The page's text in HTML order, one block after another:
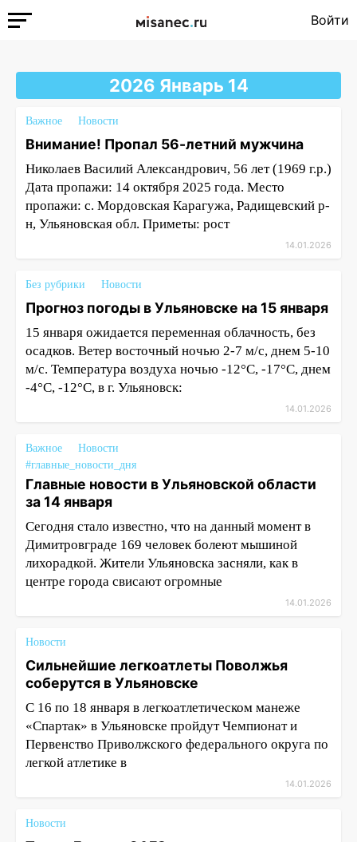
Войти
2026 Январь 14
Важное Новости
Внимание! Пропал 56-летний мужчина
Николаев Василий Александрович, 56 лет (1969 г.р.)
Дата пропажи: 14 октября 2025 года. Место
пропажи: с. Мордовская Карагужа, Радищевский р-
н, Ульяновская обл. Приметы: рост
14.01.2026
Без рубрики Новости
Прогноз погоды в Ульяновске на 15 января
15 января ожидается переменная облачность, без
осадков. Ветер восточный ночью 2-7 м/с, днем 5-10
м/с. Температура воздуха ночью -12°С, -17°С, днем
-4°С, -12°С, в г. Ульяновск:
14.01.2026
Важное
Новости
#главные_новости_дня
Главные новости в Ульяновской области
за 14 января
Сегодня стало известно, что на данный момент в
Димитровграде 169 человек болеют мышиной
лихорадкой. Жители Ульяновска засняли, как в
центре города свисают огромные
14.01.2026
Новости
Сильнейшие легкоатлеты Поволжья
соберутся в Ульяновске
С 16 по 18 января в легкоатлетическом манеже
«Спартак» в Ульяновске пройдут Чемпионат и
Первенство Приволжского федерального округа по
легкой атлетике в
14.01.2026
Новости